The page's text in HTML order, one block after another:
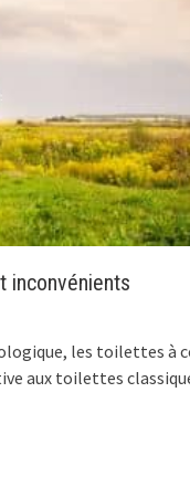
inconvénients
les toilettes à
aux toilettes